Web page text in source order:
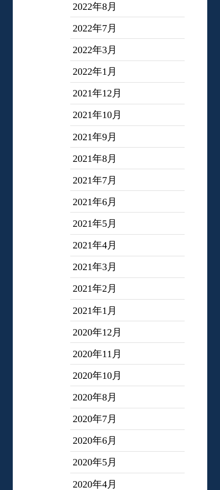
2022年8月
2022年7月
2022年3月
2022年1月
2021年12月
2021年10月
2021年9月
2021年8月
2021年7月
2021年6月
2021年5月
2021年4月
2021年3月
2021年2月
2021年1月
2020年12月
2020年11月
2020年10月
2020年8月
2020年7月
2020年6月
2020年5月
2020年4月